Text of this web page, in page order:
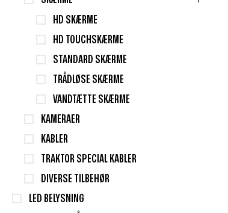
HD SKÆRME
HD TOUCHSKÆRME
STANDARD SKÆRME
TRÅDLØSE SKÆRME
VANDTÆTTE SKÆRME
KAMERAER
KABLER
TRAKTOR SPECIAL KABLER
DIVERSE TILBEHØR
LED BELYSNING